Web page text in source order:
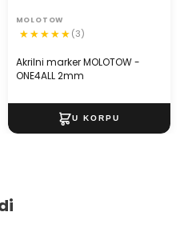
Akrilni marker MOLOTOW -
ONE4ALL 2mm
MOLOTOW
(3)